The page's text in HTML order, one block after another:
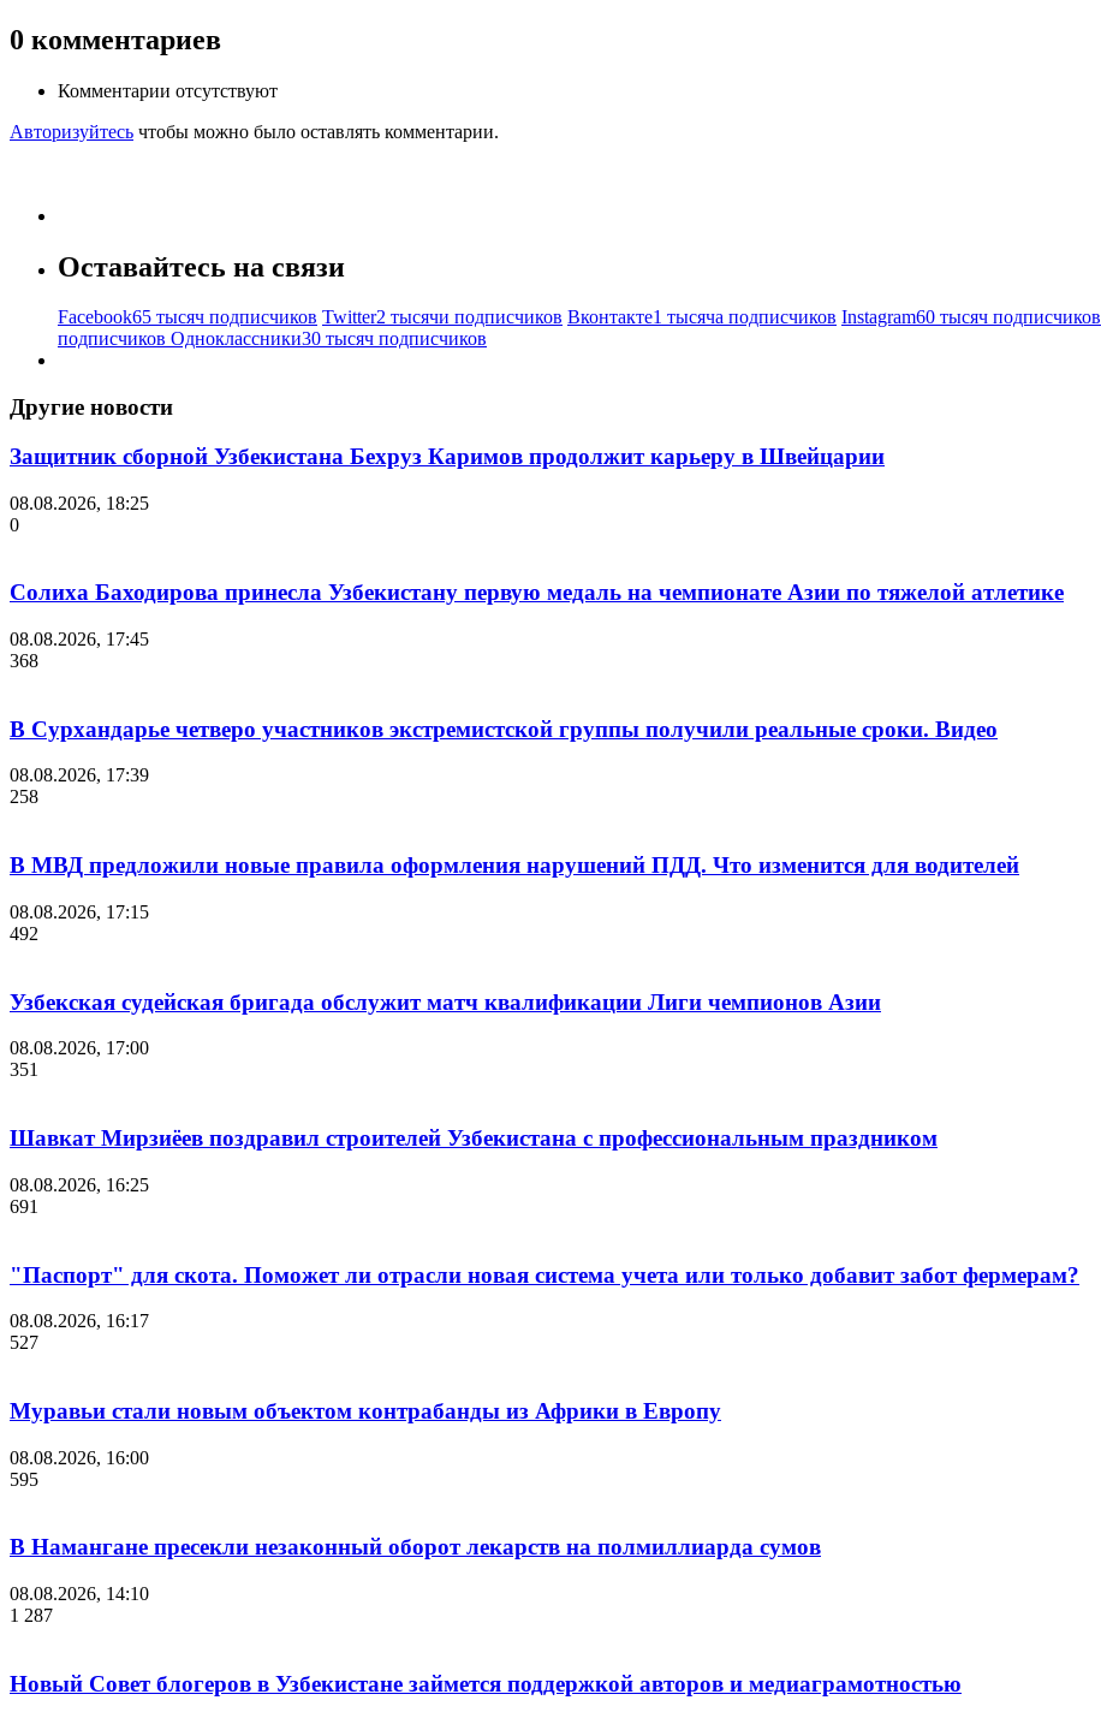
0 комментариев
Комментарии отсутствуют
Авторизуйтесь чтобы можно было оставлять комментарии.
Оставайтесь на связи
Facebook65 тысяч подписчиков Twitter2 тысячи подписчиков Вконтакте1 тысяча подписчиков Instagram60 тысяч подписчиков
подписчиков Одноклассники30 тысяч подписчиков
Другие новости
Защитник сборной Узбекистана Бехруз Каримов продолжит карьеру в Швейцарии
08.08.2026, 18:25
0
Солиха Баходирова принесла Узбекистану первую медаль на чемпионате Азии по тяжелой атлетике
08.08.2026, 17:45
368
В Сурхандарье четверо участников экстремистской группы получили реальные сроки. Видео
08.08.2026, 17:39
258
В МВД предложили новые правила оформления нарушений ПДД. Что изменится для водителей
08.08.2026, 17:15
492
Узбекская судейская бригада обслужит матч квалификации Лиги чемпионов Азии
08.08.2026, 17:00
351
Шавкат Мирзиёев поздравил строителей Узбекистана с профессиональным праздником
08.08.2026, 16:25
691
"Паспорт" для скота. Поможет ли отрасли новая система учета или только добавит забот фермерам?
08.08.2026, 16:17
527
Муравьи стали новым объектом контрабанды из Африки в Европу
08.08.2026, 16:00
595
В Намангане пресекли незаконный оборот лекарств на полмиллиарда сумов
08.08.2026, 14:10
1 287
Новый Совет блогеров в Узбекистане займется поддержкой авторов и медиаграмотностью